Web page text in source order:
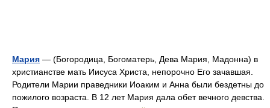
Мария — (Богородица, Богоматерь, Дева Мария, Мадонна) в
христианстве мать Иисуса Христа, непорочно Его зачавшая.
Родители Марии праведники Иоаким и Анна были бездетны до
пожилого возраста. В 12 лет Мария дала обет вечного девства.